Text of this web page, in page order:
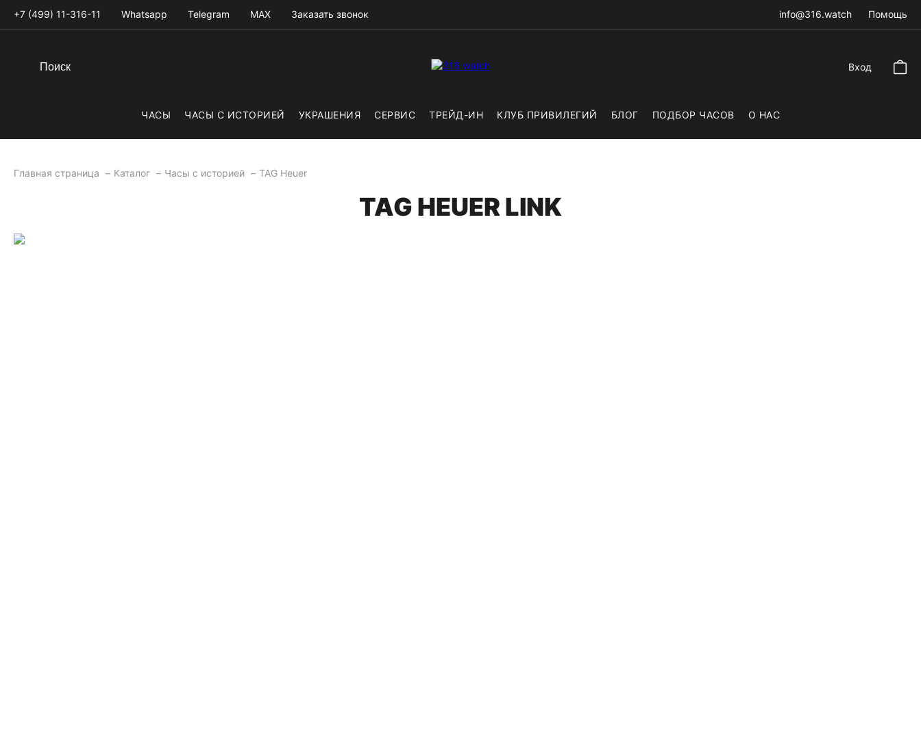
+7 (499) 11-316-11 Whatsapp Telegram MAX Заказать звонок info@316.watch Помощь
Вход
ЧАСЫ ЧАСЫ С ИСТОРИЕЙ УКРАШЕНИЯ СЕРВИС ТРЕЙД-ИН КЛУБ ПРИВИЛЕГИЙ БЛОГ ПОДБОР ЧАСОВ О НАС
Главная страница Каталог Часы с историей TAG Heuer
TAG HEUER LINK